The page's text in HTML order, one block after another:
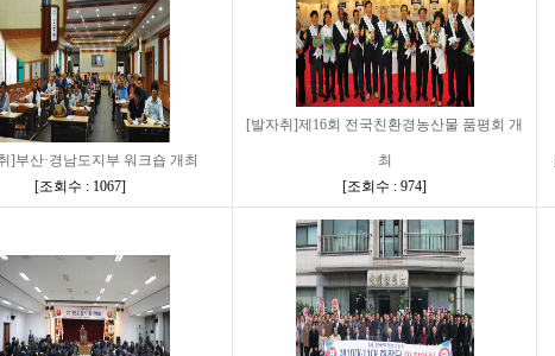
]부산·경남도지부 워크숍 개최
[조회수 : 1067]
[발자취]제16회 전국친환경농산물 품평회 개
최
[조회수 : 974]